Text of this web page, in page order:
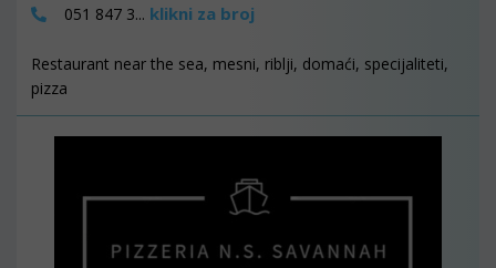
051 847 3... klikni za broj
Restaurant near the sea, mesni, riblji, domaći, specijaliteti,
pizza